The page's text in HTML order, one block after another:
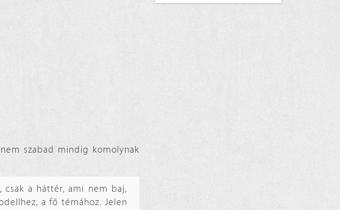
szabad mindig komolynak
a háttér, ami nem baj,
a fő témához. Jelen